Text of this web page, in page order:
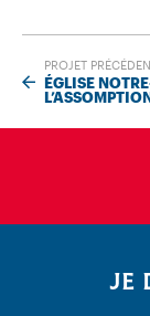
PROJET
ÉGLISE
JE